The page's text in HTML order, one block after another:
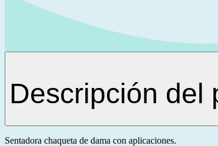
Descripción del
Sentadora chaqueta de dama con aplicaciones.